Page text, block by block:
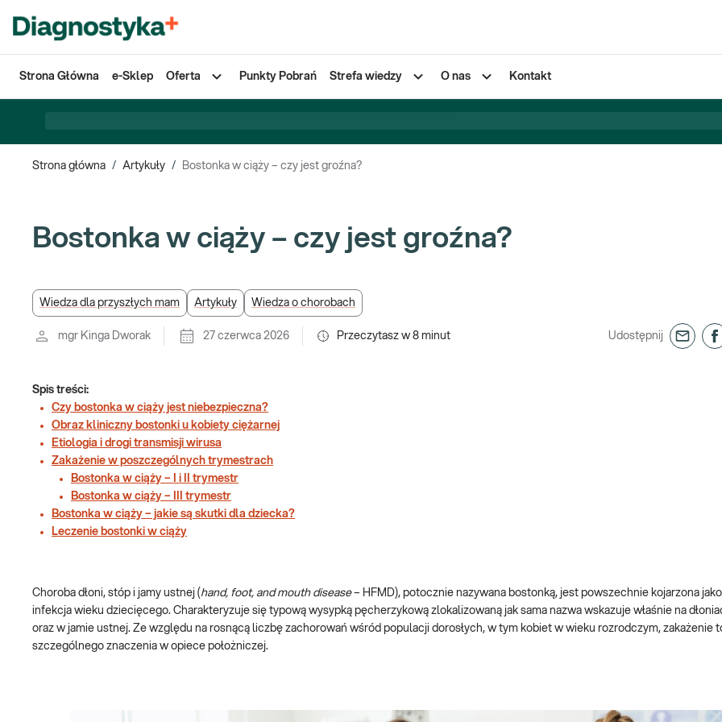
Strona Główna e-Sklep Oferta Punkty Pobrań Strefa wiedzy O nas Kontakt
Strona główna / Artykuły / Bostonka w ciąży – czy jest groźna?
Bostonka w ciąży – czy jest groźna?
Wiedza dla przyszłych mam Artykuły Wiedza o chorobach
mgr Kinga Dworak 27 czerwca 2026 Przeczytasz w 8 minut Udostępnij
Spis treści:
Czy bostonka w ciąży jest niebezpieczna?
Obraz kliniczny bostonki u kobiety ciężarnej
Etiologia i drogi transmisji wirusa
Zakażenie w poszczególnych trymestrach
Bostonka w ciąży – I i II trymestr
Bostonka w ciąży – III trymestr
Bostonka w ciąży – jakie są skutki dla dziecka?
Leczenie bostonki w ciąży
Choroba dłoni, stóp i jamy ustnej ( hand, foot, and mouth disease– HFMD), potocznie nazywana bostonką, jest powszechnie kojarzona jako
infekcja wieku dziecięcego. Charakteryzuje się typową wysypką pęcherzykową zlokalizowaną jak sama nazwa wskazuje właśnie na
oraz w jamie ustnej. Ze względu na rosnącą liczbę zachorowań wśród populacji dorosłych, w tym kobiet w wieku rozrodczym, zakażenie
szczególnego znaczenia w opiece położniczej.